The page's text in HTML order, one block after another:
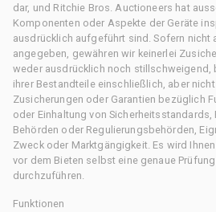
dar, und Ritchie Bros. Auctioneers hat
Komponenten oder Aspekte der Geräte
ausdrücklich aufgeführt sind. Sofern nicht
angegeben, gewähren wir keinerlei
weder ausdrücklich noch stillschweigend,
ihrer Bestandteile einschließlich, aber
Zusicherungen oder Garantien bezüglich
oder Einhaltung von
Behörden oder Regulierungsbehörden,
Zweck oder Marktgängigkeit. Es wird
vor dem Bieten selbst eine genaue
durchzuführen.
Funktionen